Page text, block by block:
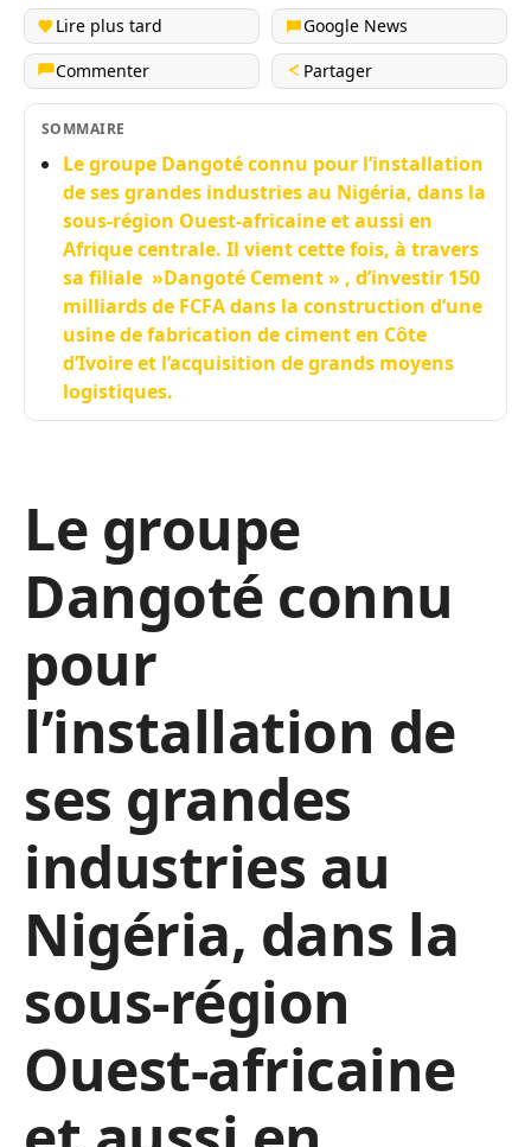
Lire plus tard
Google News
Commenter
Partager
SOMMAIRE
Le groupe Dangoté connu pour l’installation
de ses grandes industries au Nigéria, dans la
sous-région Ouest-africaine et aussi en
Afrique centrale. Il vient cette fois, à travers
sa filiale »Dangoté Cement » , d’investir 150
milliards de FCFA dans la construction d’une
usine de fabrication de ciment en Côte
d’Ivoire et l’acquisition de grands moyens
logistiques.
Le groupe
Dangoté connu
pour
l’installation de
ses grandes
industries au
Nigéria, dans la
sous-région
Ouest-africaine